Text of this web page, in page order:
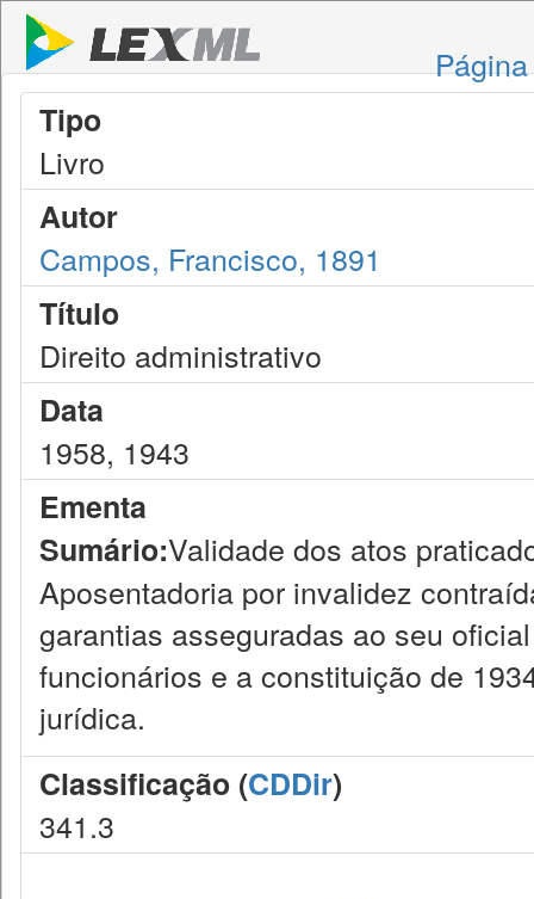
Tipo
Livro
Autor
Campos, Francisco, 1891
Título
Direito administrativo
Data
1958, 1943
Ementa
Sumário:Validade dos atos
Aposentadoria por invalidez
garantias asseguradas ao seu
funcionários e a constituição de
jurídica.
Classificação (CDDir)
341.3